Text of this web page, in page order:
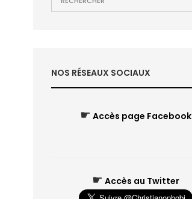
NOS RÉSEAUX SOCIAUX
☛ Accès page Facebook
☛ Accès au Twitter